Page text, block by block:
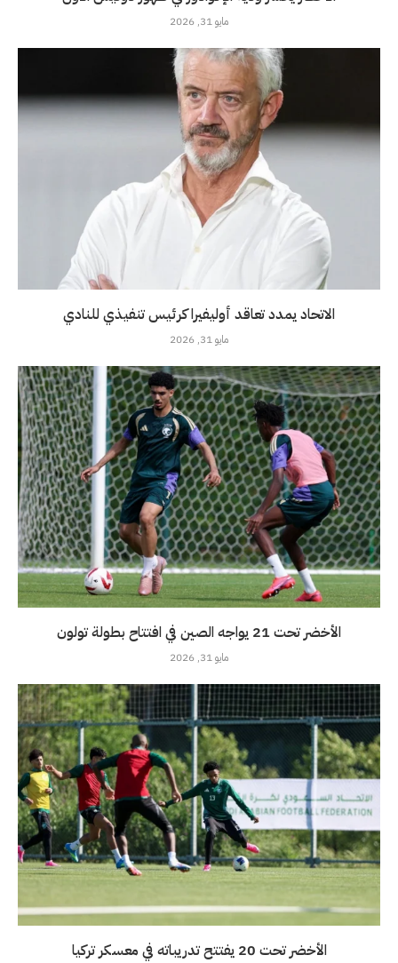
مايو 31, 2026
الاتحاد يمدد تعاقد أوليفيرا كرئيس تنفيذي للنادي
مايو 31, 2026
الأخضر تحت 21 يواجه الصين في افتتاح بطولة تولون
مايو 31, 2026
الأخضر تحت 20 يفتتح تدريباته في معسكر تركيا